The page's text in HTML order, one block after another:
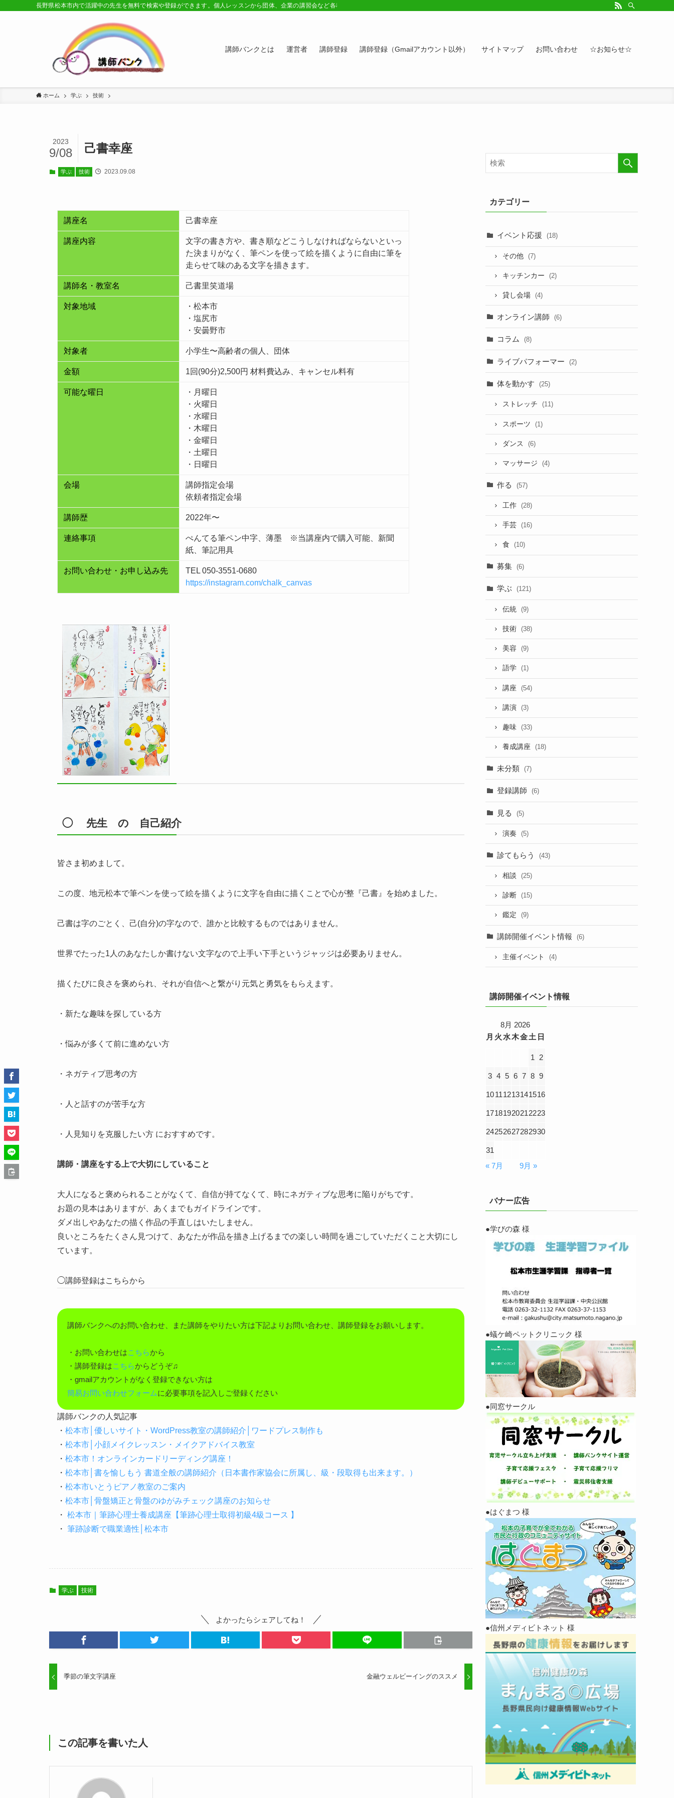
長野県松本市内で活躍中の先生を無料で検索や登録ができます。個人レッスンから団体、企業の講習会など各種講師の紹介ページ。学びたい方、スキルアップしたい方、お悩み相談など。カレンダーへのイベント情報や講座登録もど
講師バンクとは 運営者 講師登録 講師登録（Gmailアカウント以外） サイトマップ お問い合わせ ☆お知らせ☆
ホーム 学ぶ 技術
己書幸座
2023
9/08
学ぶ 技術 2023.09.08
講座名 己書幸座
講座内容
文字の書き方や、書き順などこうしなければならないといっ
た決まりがなく、筆ペンを使って絵を描くように自由に筆を
走らせて味のある文字を描きます。
講師名・教室名 己書里笑道場
対象地域
・松本市
・塩尻市
・安曇野市
対象者 小学生〜高齢者の個人、団体
金額 1回(90分)2,500円 材料費込み、キャンセル料有
可能な曜日
・月曜日
・火曜日
・水曜日
・木曜日
・金曜日
・土曜日
・日曜日
会場
講師指定会場
依頼者指定会場
講師歴 2022年〜
連絡事項
ぺんてる筆ペン中字、薄墨 ※当講座内で購入可能、新聞
紙、筆記用具
お問い合わせ・お申し込み先
TEL 050-3551-0680
https://instagram.com/chalk_canvas
◯ 先生 の 自己紹介
皆さま初めまして。
この度、地元松本で筆ペンを使って絵を描くように文字を自由に描くことで心が整『己書』を始めました。
己書は字のごとく、己(自分)の字なので、誰かと比較するものではありません。
世界でたった1人のあなたしか書けない文字なので上手い下手というジャッジは必要ありません。
描くたびに良さを褒められ、それが自信へと繋がり元気と勇気をもらえます。
・新たな趣味を探している方
・悩みが多くて前に進めない方
・ネガティプ思考の方
・人と話すのが苦手な方
・人見知りを克服したい方 におすすめです。
講師・講座をする上で大切にしていること
大人になると褒められることがなくて、自信が持てなくて、時にネガティブな思考に陥りがちです。
お題の見本はありますが、あくまでもガイドラインです。
ダメ出しやあなたの描く作品の手直しはいたしません。
良いところをたくさん見つけて、あなたが作品を描き上げるまでの楽しい時間を過ごしていただくこと大切にし
ています。
◯講師登録はこちらから
講師バンクへのお問い合わせ、また講師をやりたい方は下記よりお問い合わせ、講師登録をお願いします。
・お問い合わせはこちらから
・講師登録はこちらからどうぞ♫
・gmailアカウントがなく登録できない方は
簡易お問い合わせフォームに必要事項を記入しご登録ください
講師バンクの人気記事
・ 松本市│優しいサイト・WordPress教室の講師紹介│ワードプレス制作も
・ 松本市│小顔メイクレッスン・メイクアドバイス教室
・ 松本市！オンラインカードリーディング講座！
・ 松本市│書を愉しもう 書道全般の講師紹介（日本書作家協会に所属し、級・段取得も出来ます。）
・ 松本市いとうピアノ教室のご案内
・ 松本市│骨盤矯正と骨盤のゆがみチェック講座のお知らせ
・ 松本市｜筆跡心理士養成講座【筆跡心理士取得初級4級コース 】
・ 筆跡診断で職業適性│松本市
学ぶ 技術
よかったらシェアしてね！
季節の筆文字講座 金融ウェルビーイングのススメ
この記事を書いた人
カテゴリー
イベント応援 (18)
その他 (7)
キッチンカー (2)
貸し会場 (4)
オンライン講師 (6)
コラム (8)
ライブパフォーマー (2)
体を動かす (25)
ストレッチ (11)
スポーツ (1)
ダンス (6)
マッサージ (4)
作る (57)
工作 (28)
手芸 (16)
食 (10)
募集 (6)
学ぶ (121)
伝統 (9)
技術 (38)
美容 (9)
語学 (1)
講座 (54)
講演 (3)
趣味 (33)
養成講座 (18)
未分類 (7)
登録講師 (6)
見る (5)
演奏 (5)
診てもらう (43)
相談 (25)
診断 (15)
鑑定 (9)
講師開催イベント情報 (6)
主催イベント (4)
講師開催イベント情報
8月 2026
月 火 水木金土 日
1 2
3 4 5 6 7 8 9
10111213141516
17181920212223
24252627282930
31
« 7月
9月 »
バナー広告
●学びの森 様
●蟻ケ崎ペットクリニック 様
●同窓サークル
●はぐまつ 様
●信州メディビトネット 様